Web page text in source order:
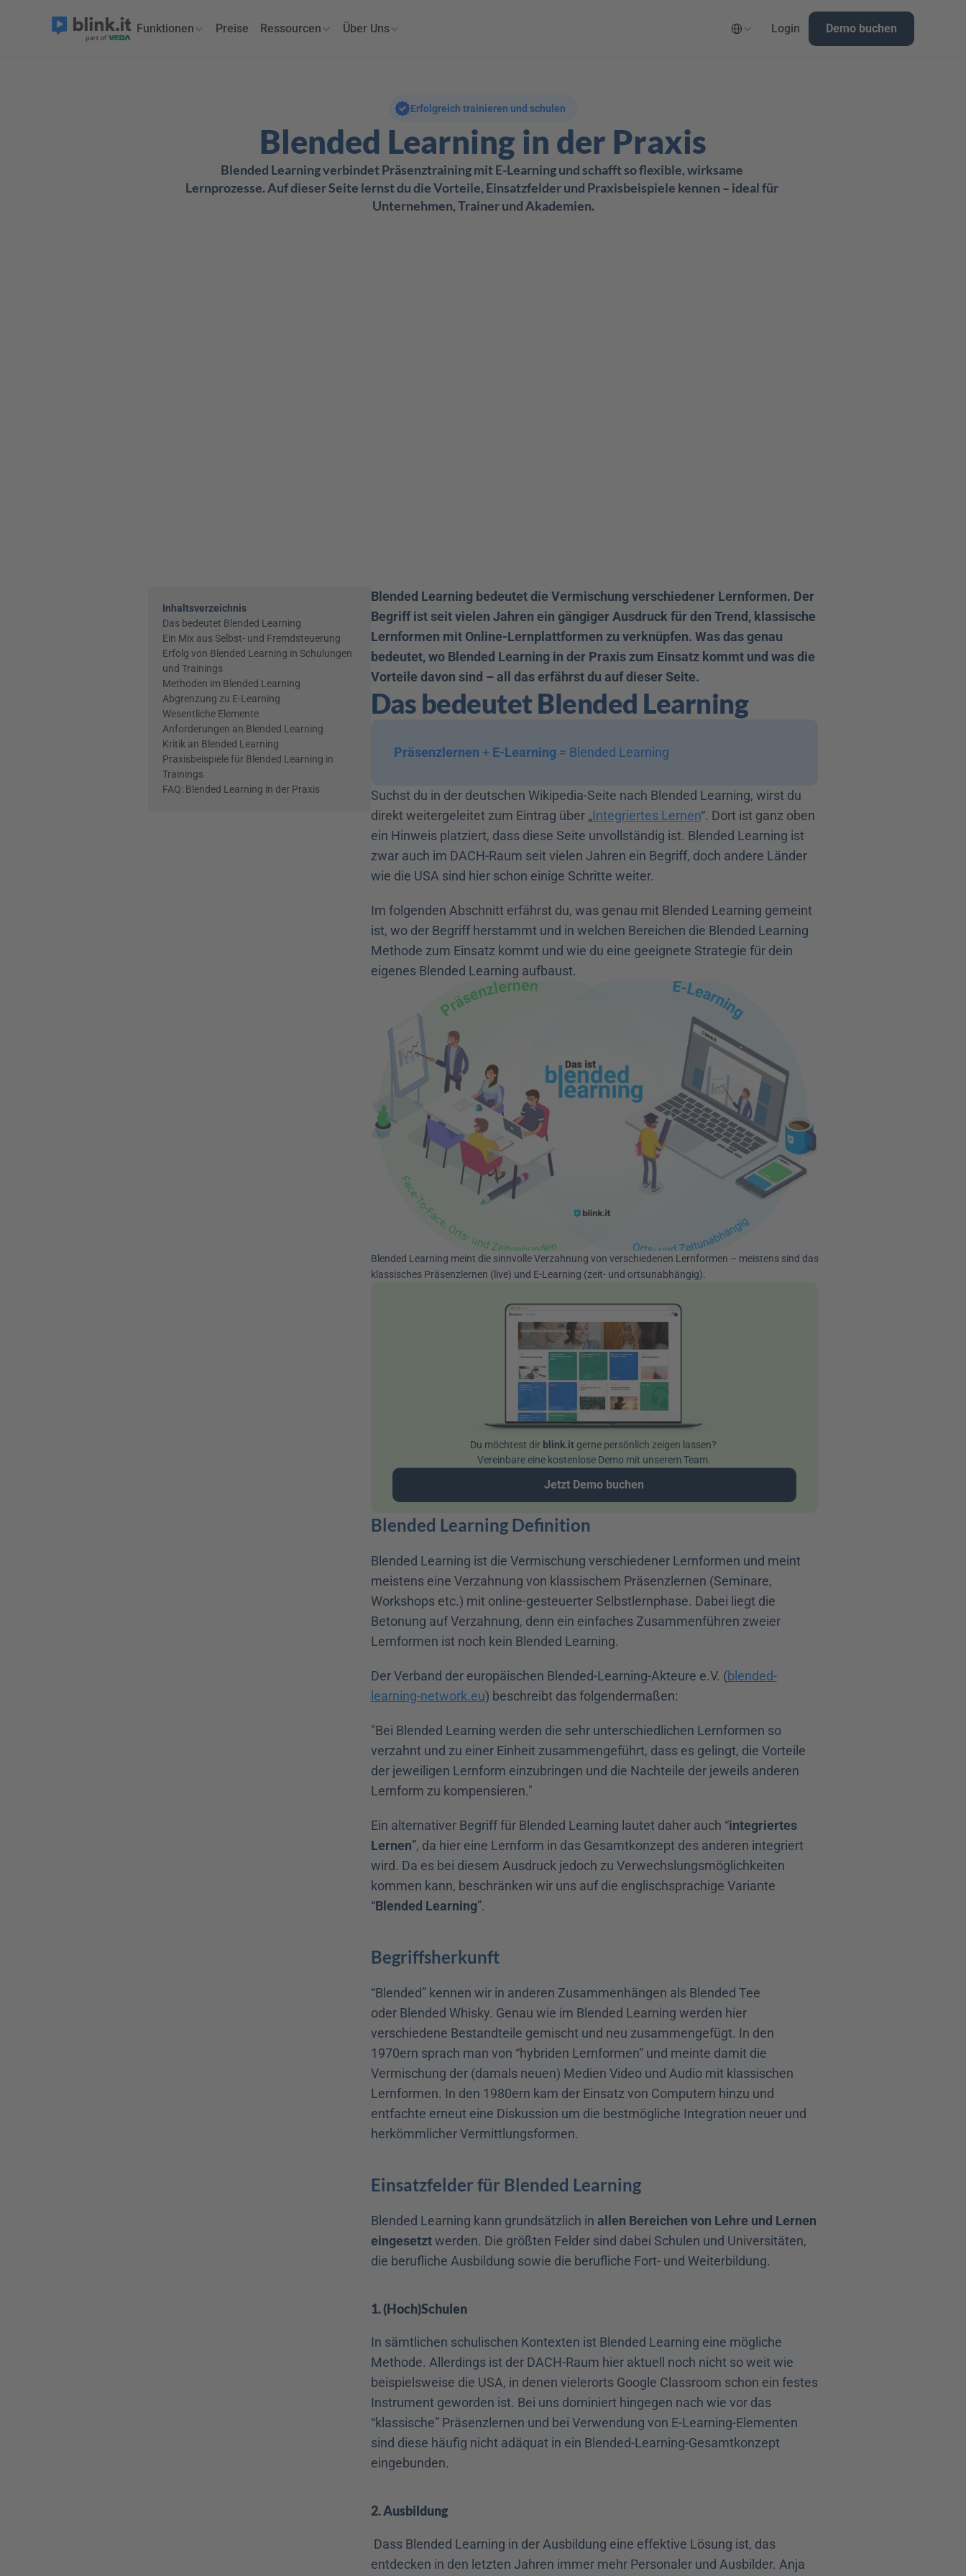
Erfolgreich trainieren und schulen
Blended Learning in der Praxis
Blended Learning verbindet Präsenztraining mit E-Learning und schafft so flexible, wirksame
Lernprozesse. Auf dieser Seite lernst du die Vorteile, Einsatzfelder und Praxisbeispiele kennen – ideal für
Unternehmen, Trainer und Akademien.
Inhaltsverzeichnis
Das bedeutet Blended Learning
Ein Mix aus Selbst- und Fremdsteuerung
Erfolg von Blended Learning in Schulungen
und Trainings
Methoden im Blended Learning
Abgrenzung zu E-Learning
Wesentliche Elemente
Anforderungen an Blended Learning
Kritik an Blended Learning
Praxisbeispiele für Blended Learning in
Trainings
FAQ: Blended Learning in der Praxis
Blended Learning bedeutet die Vermischung verschiedener Lernformen. Der
Begriff ist seit vielen Jahren ein gängiger Ausdruck für den Trend, klassische
Lernformen mit Online-Lernplattformen zu verknüpfen. Was das genau
bedeutet, wo Blended Learning in der Praxis zum Einsatz kommt und was die
Vorteile davon sind – all das erfährst du auf dieser Seite.
Das bedeutet Blended Learning
Präsenzlernen + E-Learning = Blended Learning
Suchst du in der deutschen Wikipedia-Seite nach Blended Learning, wirst du
direkt weitergeleitet zum Eintrag über „Integriertes Lernen“. Dort ist ganz oben
ein Hinweis platziert, dass diese Seite unvollständig ist. Blended Learning ist
zwar auch im DACH-Raum seit vielen Jahren ein Begriff, doch andere Länder
wie die USA sind hier schon einige Schritte weiter.
Im folgenden Abschnitt erfährst du, was genau mit Blended Learning gemeint
ist, wo der Begriff herstammt und in welchen Bereichen die Blended Learning
Methode zum Einsatz kommt und wie du eine geeignete Strategie für dein
eigenes Blended Learning aufbaust.
Blended Learning meint die sinnvolle Verzahnung von verschiedenen Lernformen – meistens sind das
klassisches Präsenzlernen (live) und E-Learning (zeit- und ortsunabhängig).
Du möchtest dir blink.it gerne persönlich zeigen lassen?
Vereinbare eine kostenlose Demo mit unserem Team.
Jetzt Demo buchen
Blended Learning Definition
Blended Learning ist die Vermischung verschiedener Lernformen und meint
meistens eine Verzahnung von klassischem Präsenzlernen (Seminare,
Workshops etc.) mit online-gesteuerter Selbstlernphase. Dabei liegt die
Betonung auf Verzahnung, denn ein einfaches Zusammenführen zweier
Lernformen ist noch kein Blended Learning.
Der Verband der europäischen Blended-Learning-Akteure e.V. (blended-
learning-network.eu) beschreibt das folgendermaßen:
"Bei Blended Learning werden die sehr unterschiedlichen Lernformen so
verzahnt und zu einer Einheit zusammengeführt, dass es gelingt, die Vorteile
der jeweiligen Lernform einzubringen und die Nachteile der jeweils anderen
Lernform zu kompensieren."
Ein alternativer Begriff für Blended Learning lautet daher auch “integriertes
Lernen”, da hier eine Lernform in das Gesamtkonzept des anderen integriert
wird. Da es bei diesem Ausdruck jedoch zu Verwechslungsmöglichkeiten
kommen kann, beschränken wir uns auf die englischsprachige Variante
“Blended Learning”.
Begriffsherkunft
“Blended” kennen wir in anderen Zusammenhängen als Blended Tee
oder Blended Whisky. Genau wie im Blended Learning werden hier
verschiedene Bestandteile gemischt und neu zusammengefügt. In den
1970ern sprach man von “hybriden Lernformen” und meinte damit die
Vermischung der (damals neuen) Medien Video und Audio mit klassischen
Lernformen. In den 1980ern kam der Einsatz von Computern hinzu und
entfachte erneut eine Diskussion um die bestmögliche Integration neuer und
herkömmlicher Vermittlungsformen.
Einsatzfelder für Blended Learning
Blended Learning kann grundsätzlich in allen Bereichen von Lehre und Lernen
eingesetzt werden. Die größten Felder sind dabei Schulen und Universitäten,
die berufliche Ausbildung sowie die berufliche Fort- und Weiterbildung.
1. (Hoch)Schulen
In sämtlichen schulischen Kontexten ist Blended Learning eine mögliche
Methode. Allerdings ist der DACH-Raum hier aktuell noch nicht so weit wie
beispielsweise die USA, in denen vielerorts Google Classroom schon ein festes
Instrument geworden ist. Bei uns dominiert hingegen nach wie vor das
“klassische” Präsenzlernen und bei Verwendung von E-Learning-Elementen
sind diese häufig nicht adäquat in ein Blended-Learning-Gesamtkonzept
eingebunden.
2. Ausbildung
Dass Blended Learning in der Ausbildung eine effektive Lösung ist, das
entdecken in den letzten Jahren immer mehr Personaler und Ausbilder. Anja
Funktionen Preise Ressourcen Über Uns Login Demo buchen